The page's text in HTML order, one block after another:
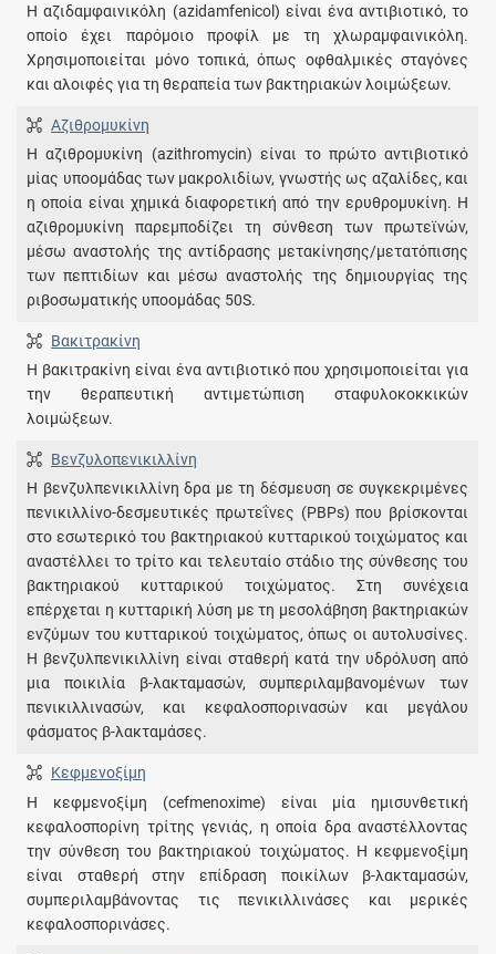
Η αζιδαμφαινικόλη (azidamfenicol) είναι ένα αντιβιοτικό, το
οποίο έχει παρόμοιο προφίλ με τη χλωραμφαινικόλη.
Χρησιμοποιείται μόνο τοπικά, όπως οφθαλμικές σταγόνες
και αλοιφές για τη θεραπεία των βακτηριακών λοιμώξεων.
Αζιθρομυκίνη
Η αζιθρομυκίνη (azithromycin) είναι το πρώτο αντιβιοτικό
μίας υποομάδας των μακρολιδίων, γνωστής ως αζαλίδες, και
η οποία είναι χημικά διαφορετική από την ερυθρομυκίνη. Η
αζιθρομυκίνη παρεμποδίζει τη σύνθεση των πρωτεϊνών,
μέσω αναστολής της αντίδρασης μετακίνησης/μετατόπισης
των πεπτιδίων και μέσω αναστολής της δημιουργίας της
ριβοσωματικής υποομάδας 50S.
Βακιτρακίνη
Η βακιτρακίνη είναι ένα αντιβιοτικό που χρησιμοποιείται για
την θεραπευτική αντιμετώπιση σταφυλοκοκκικών
λοιμώξεων.
Βενζυλοπενικιλλίνη
Η βενζυλπενικιλλίνη δρα με τη δέσμευση σε συγκεκριμένες
πενικιλλίνο-δεσμευτικές πρωτεΐνες (PBPs) που βρίσκονται
στο εσωτερικό του βακτηριακού κυτταρικού τοιχώματος και
αναστέλλει το τρίτο και τελευταίο στάδιο της σύνθεσης του
βακτηριακού κυτταρικού τοιχώματος. Στη συνέχεια
επέρχεται η κυτταρική λύση με τη μεσολάβηση βακτηριακών
ενζύμων του κυτταρικού τοιχώματος, όπως οι αυτολυσίνες.
Η βενζυλπενικιλλίνη είναι σταθερή κατά την υδρόλυση από
μια ποικιλία β-λακταμασών, συμπεριλαμβανομένων των
πενικιλλινασών, και κεφαλοσπορινασών και μεγάλου
φάσματος β-λακταμάσες.
Κεφμενοξίμη
Η κεφμενοξίμη (cefmenoxime) είναι μία ημισυνθετική
κεφαλοσπορίνη τρίτης γενιάς, η οποία δρα αναστέλλοντας
την σύνθεση του βακτηριακού τοιχώματος. Η κεφμενοξίμη
είναι σταθερή στην επίδραση ποικίλων β-λακταμασών,
συμπεριλαμβάνοντας τις πενικιλλινάσες και μερικές
κεφαλοσπορινάσες.